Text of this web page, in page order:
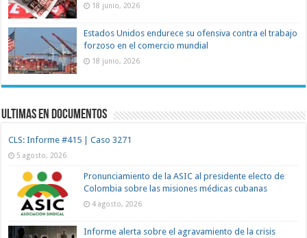
18 junio, 2026
Estados Unidos endurece su ofensiva contra el trabajo
forzoso en el comercio mundial
18 junio, 2026
Ultimas en documentos
CLS: Informe #415 | Caso 3271
5 agosto, 2026
Pronunciamiento de la ASIC al presidente electo de
Colombia sobre las misiones médicas cubanas
4 agosto, 2026
Informe alerta sobre el agravamiento de la crisis